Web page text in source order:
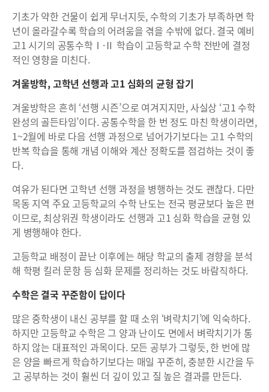
기초가 약한 건물이 쉽게 무너지듯, 수학의 기초가 부족하면 학
년이 올라갈수록 학습의 어려움을 겪을 수밖에 없다. 결국 예비
고1 시기의 공통수학Ⅰ·Ⅱ 학습이 고등학교 수학 전반에 결정
적인 영향을 미친다.
겨울방학, 고학년 선행과 고1 심화의 균형 잡기
겨울방학은 흔히 ‘선행 시즌’으로 여겨지지만, 사실상 ‘고1 수학
완성의 골든타임’이다. 공통수학을 한 번 정도 마친 학생이라면,
1~2월에 바로 다음 선행 과정으로 넘어가기보다는 고1 수학의
반복 학습을 통해 개념 이해와 계산 정확도를 점검하는 것이 좋
다.
여유가 된다면 고학년 선행 과정을 병행하는 것도 괜찮다. 다만
목동 지역 주요 고등학교의 수학 난도는 전국 평균보다 높은 편
이므로, 최상위권 학생이라도 선행과 고1 심화 학습을 균형 있
게 병행해야 한다.
고등학교 배정이 끝난 이후에는 해당 학교의 출제 경향을 분석
해 학평 킬러 문항 등 심화 문제를 정리하는 것도 바람직하다.
수학은 결국 꾸준함이 답이다
많은 중학생이 내신 공부를 할 때 소위 ‘벼락치기’에 익숙하다.
하지만 고등학교 수학은 그 양과 난이도 면에서 벼락치기가 통
하지 않는 대표적인 과목이다. 모든 공부가 그렇듯, 한 번에 많
은 양을 빠르게 학습하기보다는 매일 꾸준히, 충분한 시간을 두
고 공부하는 것이 훨씬 더 깊이 있고 질 높은 결과를 만든다.